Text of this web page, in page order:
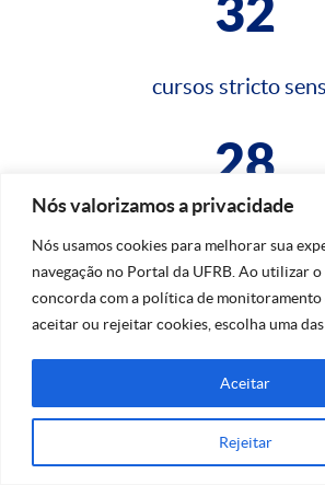
Nós valorizamos a privacidade
Nós usamos cookies para melhorar sua
navegação no Portal da UFRB. Ao utilizar
concorda com a política de monitoramento
aceitar ou rejeitar cookies, escolha uma
Rejeitar
Aceitar
32
cursos stricto
28
cursos lato sensu
Na dúvida, fale